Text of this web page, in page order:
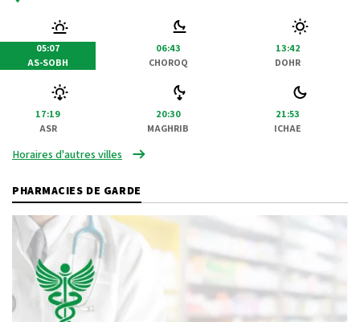
05:07
AS-SOBH
06:43
CHOROQ
13:42
DOHR
17:19
ASR
20:30
MAGHRIB
21:53
ICHAE
Horaires d'autres villes
PHARMACIES DE GARDE